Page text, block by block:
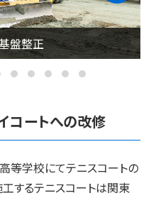
盤整正
コートへの改修
等学校にてテニスコートの
するテニスコートは関東